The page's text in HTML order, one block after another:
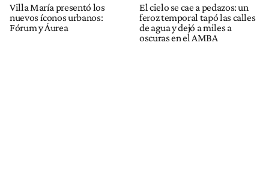
Villa María presentó los
nuevos íconos urbanos:
Fórum y Áurea
El cielo se cae a pedazos: un
feroz temporal tapó las calles
de agua y dejó a miles a
oscuras en el AMBA